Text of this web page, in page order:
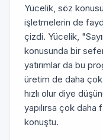
Yücelik, söz
işletmelerin de
çizdi. Yücelik,
konusunda bir
yatırımlar da bu
üretim de daha
hızlı olur diye
yapılırsa çok daha
konuştu.